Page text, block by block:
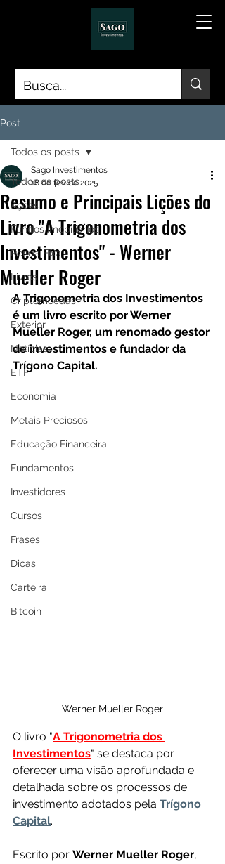
Post
Todos os posts
Ações
Fundos Imobiliários
Renda Fixa
Livros
Criptomoedas
Exterior
Notícias
ETF
Economia
Metais Preciosos
Educação Financeira
Fundamentos
Investidores
Cursos
Frases
Dicas
Carteira
Bitcoin
Todos os posts
Resumo e Principais Lições do
Livro "A Trigonometria dos
Investimentos" - Werner
Mueller Roger
Sago Investimentos
18 de fev. de 2025
A Trigonometria dos Investimentos
é um livro escrito por Werner
Mueller Roger, um renomado gestor
de investimentos e fundador da
Trígono Capital.
Werner Mueller Roger
O livro "A Trigonometria dos
Investimentos" se destaca por
oferecer uma visão aprofundada e
detalhada sobre os processos de
investimento adotados pela Trígono
Capital.
Escrito por Werner Mueller Roger,